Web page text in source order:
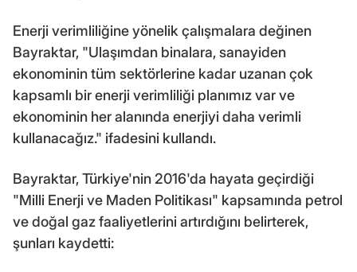
Enerji verimliliğine yönelik çalışmalara değinen
Bayraktar, "Ulaşımdan binalara, sanayiden
ekonominin tüm sektörlerine kadar uzanan çok
kapsamlı bir enerji verimliliği planımız var ve
ekonominin her alanında enerjiyi daha verimli
kullanacağız." ifadesini kullandı.
Bayraktar, Türkiye'nin 2016'da hayata geçirdiği
"Milli Enerji ve Maden Politikası" kapsamında petrol
ve doğal gaz faaliyetlerini artırdığını belirterek,
şunları kaydetti: